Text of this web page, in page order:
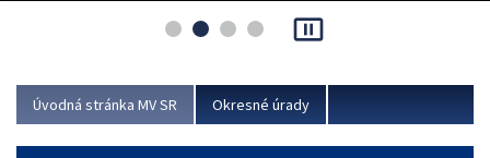
asociácie poisťovní (SLASPO) a Ministerstva vnútra SR.
Viac
pause_presentation
Úvodná stránka MV SR Okresné úrady